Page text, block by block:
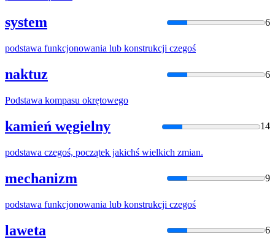
system 6
podstawa funkcjonowania lub konstrukcji czegoś
naktuz 6
Podstawa kompasu okrętowego
kamień węgielny 14
podstawa czegoś, początek jakichś wielkich zmian.
mechanizm 9
podstawa funkcjonowania lub konstrukcji czegoś
laweta 6